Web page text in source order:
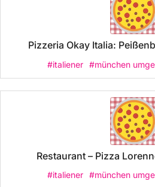
Pizzeria Okay Italia:
#italiener #münchen
Restaurant – Pizza
#italiener #münchen